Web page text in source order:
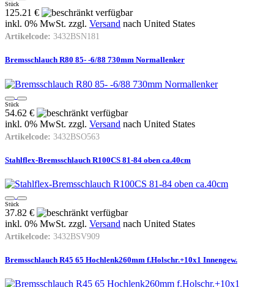
Stück
125.21 €
inkl. 0% MwSt. zzgl. Versand nach United States
Artikelcode: 3432BSN181
Bremsschlauch R80 85- -6/88 730mm Normallenker
Stück
54.62 €
inkl. 0% MwSt. zzgl. Versand nach United States
Artikelcode: 3432BSO563
Stahlflex-Bremsschlauch R100CS 81-84 oben ca.40cm
Stück
37.82 €
inkl. 0% MwSt. zzgl. Versand nach United States
Artikelcode: 3432BSV909
Bremsschlauch R45 65 Hochlenk260mm f.Holschr.+10x1 Innengew.